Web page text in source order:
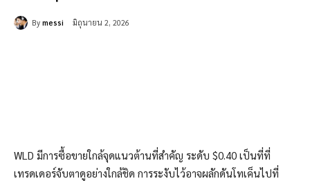
By messi มิถุนายน 2, 2026
WLD มีการซื้อขายใกล้จุดแนวต้านที่สำคัญ ระดับ $0.40 เป็นที่ที่
เทรดเดอร์จับตาดูอย่างใกล้ชิด การระงับไว้อาจผลักดันโทเค็นไปที่